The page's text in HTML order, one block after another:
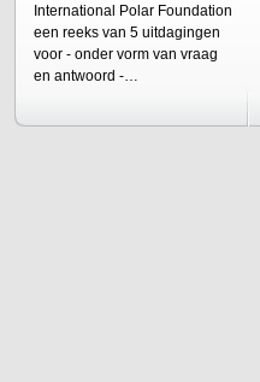
International Polar Foundation
een reeks van 5 uitdagingen
voor - onder vorm van vraag
en antwoord -…